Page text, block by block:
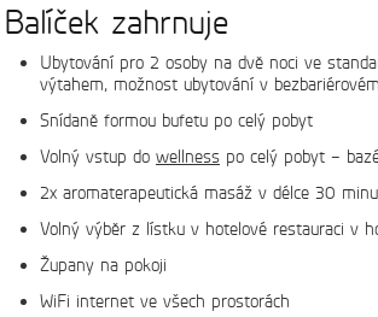
Balíček zahrnuje
Ubytování pro 2 osoby na dvě noci ve
výtahem, možnost ubytování v
Snídaně formou bufetu po celý pobyt
Volný vstup do wellness po celý pobyt –
2x aromaterapeutická masáž v délce 30
Volný výběr z lístku v hotelové restauraci v
Župany na pokoji
WiFi internet ve všech prostorách